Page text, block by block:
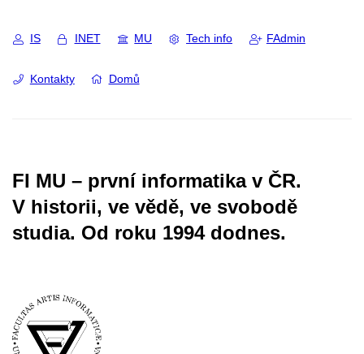
IS INET MU Tech info FAdmin
Kontakty Domů
FI MU – první informatika v ČR.
V historii, ve vědě, ve svobodě
studia. Od roku 1994 dodnes.